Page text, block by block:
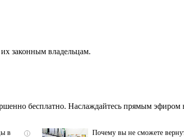
законным владельцам.
бесплатно. Наслаждайтесь прямым эфиром
i
в
Почему вы не сможете